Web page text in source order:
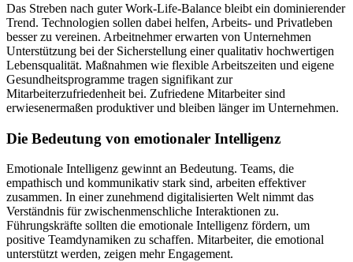
Das Streben nach guter Work-Life-Balance bleibt ein dominierender
Trend. Technologien sollen dabei helfen, Arbeits- und Privatleben
besser zu vereinen. Arbeitnehmer erwarten von Unternehmen
Unterstützung bei der Sicherstellung einer qualitativ hochwertigen
Lebensqualität. Maßnahmen wie flexible Arbeitszeiten und eigene
Gesundheitsprogramme tragen signifikant zur
Mitarbeiterzufriedenheit bei. Zufriedene Mitarbeiter sind
erwiesenermaßen produktiver und bleiben länger im Unternehmen.
Die Bedeutung von emotionaler Intelligenz
Emotionale Intelligenz gewinnt an Bedeutung. Teams, die
empathisch und kommunikativ stark sind, arbeiten effektiver
zusammen. In einer zunehmend digitalisierten Welt nimmt das
Verständnis für zwischenmenschliche Interaktionen zu.
Führungskräfte sollten die emotionale Intelligenz fördern, um
positive Teamdynamiken zu schaffen. Mitarbeiter, die emotional
unterstützt werden, zeigen mehr Engagement.